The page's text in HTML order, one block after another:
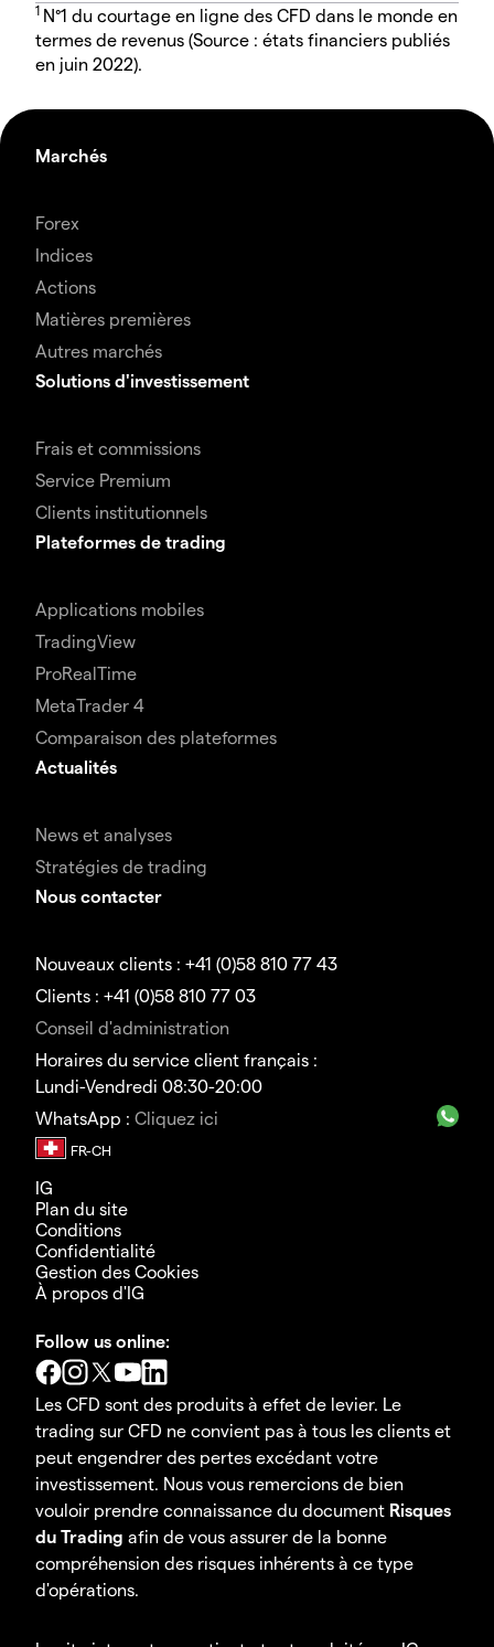
1 N°1 du courtage en ligne des CFD dans le monde en
termes de revenus (Source : états financiers publiés
en juin 2022).
Marchés
Forex
Indices
Actions
Matières premières
Autres marchés
Solutions d'investissement
Frais et commissions
Service Premium
Clients institutionnels
Plateformes de trading
Applications mobiles
TradingView
ProRealTime
MetaTrader 4
Comparaison des plateformes
Actualités
News et analyses
Stratégies de trading
Nous contacter
Nouveaux clients : +41 (0)58 810 77 43
Clients : +41 (0)58 810 77 03
Conseil d'administration
Horaires du service client français :
Lundi-Vendredi 08:30-20:00
WhatsApp : Cliquez ici
IG
Plan du site
Conditions
Confidentialité
Gestion des Cookies
À propos d'IG
Follow us online:
Les CFD sont des produits à effet de levier. Le
trading sur CFD ne convient pas à tous les clients et
peut engendrer des pertes excédant votre
investissement. Nous vous remercions de bien
vouloir prendre connaissance du document Risques
du Trading afin de vous assurer de la bonne
compréhension des risques inhérents à ce type
d'opérations.